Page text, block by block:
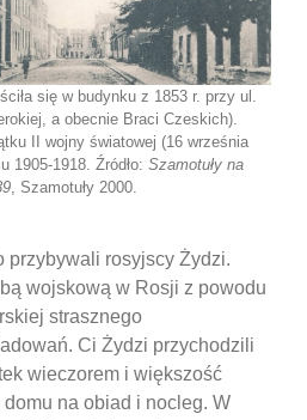
się w budynku z 1853 r. przy ul.
a obecnie Braci Czeskich).
II wojny światowej (16 września
1905-1918. Źródło: Szamotuły na
, Szamotuły 2000.
przybywali rosyjscy Żydzi.
wojskową w Rosji z powodu
strasznego
Ci Żydzi przychodzili
wieczorem i większość
domu na obiad i nocleg. W